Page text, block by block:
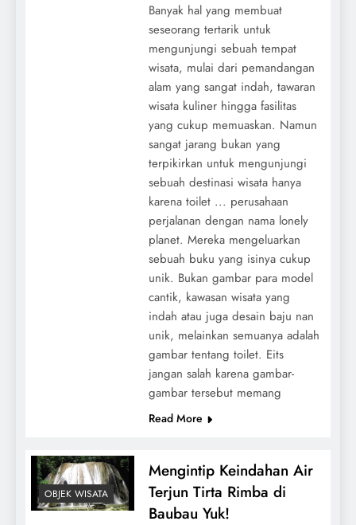
Banyak hal yang membuat
seseorang tertarik untuk
mengunjungi sebuah tempat
wisata, mulai dari pemandangan
alam yang sangat indah, tawaran
wisata kuliner hingga fasilitas
yang cukup memuaskan. Namun
sangat jarang bukan yang
terpikirkan untuk mengunjungi
sebuah destinasi wisata hanya
karena toilet ... perusahaan
perjalanan dengan nama lonely
planet. Mereka mengeluarkan
sebuah buku yang isinya cukup
unik. Bukan gambar para model
cantik, kawasan wisata yang
indah atau juga desain baju nan
unik, melainkan semuanya adalah
gambar tentang toilet. Eits
jangan salah karena gambar-
gambar tersebut memang
Read More
OBJEK WISATA
Mengintip Keindahan Air
Terjun Tirta Rimba di
Baubau Yuk!